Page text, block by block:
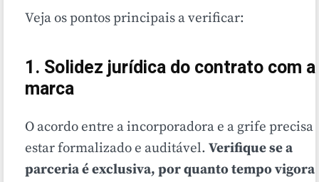
Veja os pontos principais a verificar:
1. Solidez jurídica do contrato com a
marca
O acordo entre a incorporadora e a grife precisa
estar formalizado e auditável. Verifique se a
parceria é exclusiva, por quanto tempo vigora